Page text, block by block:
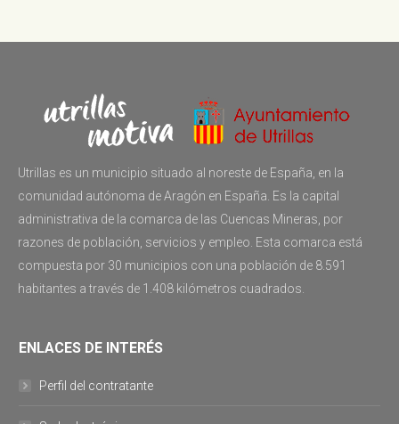
Utrillas es un municipio situado al noreste de España, en la
comunidad autónoma de Aragón en España. Es la capital
administrativa de la comarca de las Cuencas Mineras, por
razones de población, servicios y empleo. Esta comarca está
compuesta por 30 municipios con una población de 8.591
habitantes a través de 1.408 kilómetros cuadrados.
ENLACES DE INTERÉS
Perfil del contratante